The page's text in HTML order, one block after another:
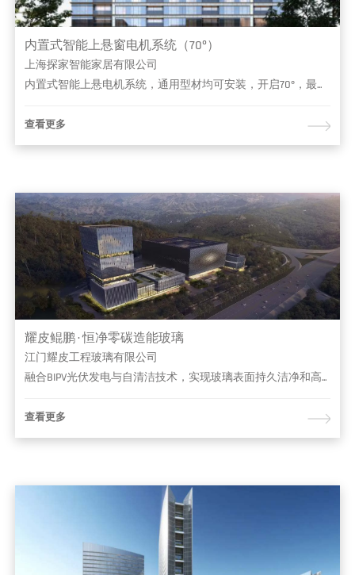
内置式智能上悬窗电机系统（70°）
上海探家智能家居有限公司
内置式智能上悬电机系统，通用型材均可安装，开启70°，最大1.2㎡，满足消防排烟开启要求
查看更多
耀皮鲲鹏 · 恒净零碳造能玻璃
江门耀皮工程玻璃有限公司
融合BIPV光伏发电与自清洁技术，实现玻璃表面持久洁净和高效能源转化
查看更多